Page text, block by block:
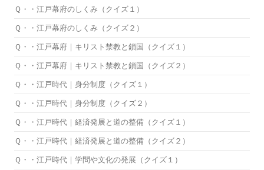
Ｑ・・江戸幕府のしくみ（クイズ１）
Ｑ・・江戸幕府のしくみ（クイズ２）
Ｑ・・江戸幕府｜キリスト禁教と鎖国（クイズ１）
Ｑ・・江戸幕府｜キリスト禁教と鎖国（クイズ２）
Ｑ・・江戸時代｜身分制度（クイズ１）
Ｑ・・江戸時代｜身分制度（クイズ２）
Ｑ・・江戸時代｜経済発展と道の整備（クイズ１）
Ｑ・・江戸時代｜経済発展と道の整備（クイズ２）
Ｑ・・江戸時代｜学問や文化の発展（クイズ１）